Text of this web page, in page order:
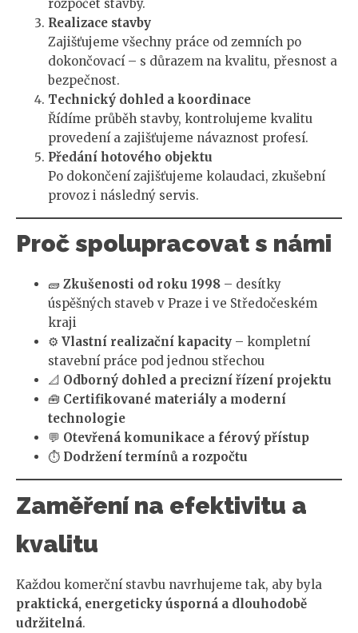
rozpočet stavby.
Realizace stavby
Zajišťujeme všechny práce od zemních po
dokončovací – s důrazem na kvalitu, přesnost a
bezpečnost.
Technický dohled a koordinace
Řídíme průběh stavby, kontrolujeme kvalitu
provedení a zajišťujeme návaznost profesí.
Předání hotového objektu
Po dokončení zajišťujeme kolaudaci, zkušební
provoz i následný servis.
Proč spolupracovat s námi
🧱 Zkušenosti od roku 1998 – desítky
úspěšných staveb v Praze i ve Středočeském
kraji
⚙️ Vlastní realizační kapacity – kompletní
stavební práce pod jednou střechou
📐 Odborný dohled a precizní řízení projektu
🧰 Certifikované materiály a moderní
technologie
💬 Otevřená komunikace a férový přístup
⏱️ Dodržení termínů a rozpočtu
Zaměření na efektivitu a
kvalitu
Každou komerční stavbu navrhujeme tak, aby byla
praktická, energeticky úsporná a dlouhodobě
udržitelná.